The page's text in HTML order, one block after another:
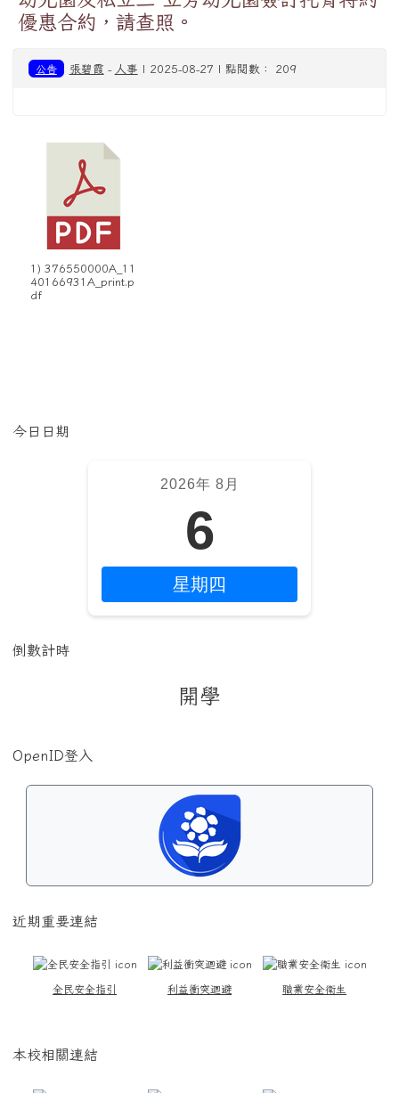
優惠合約，請查照。
公告 張碧霞 - 人事 | 2025-08-27 | 點閱數： 209
1) 376550000A_11
40166931A_print.p
df
左邊區域內容
今日日期
2026年 8月
6
星期四
倒數計時
開學
OpenID登入
近期重要連結
全民安全指引 利益衝突迴避 職業安全衛生
本校相關連結